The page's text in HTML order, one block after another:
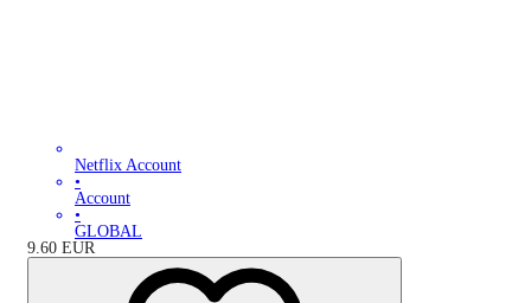
Netflix Account
•
Account
•
GLOBAL
9.60 EUR